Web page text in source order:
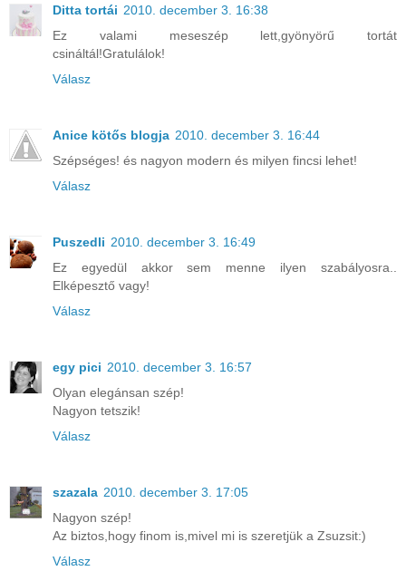
Ditta tortái 2010. december 3. 16:38
Ez valami meseszép lett,gyönyörű tortát
csináltál!Gratulálok!
Válasz
Anice kötős blogja 2010. december 3. 16:44
Szépséges! és nagyon modern és milyen fincsi lehet!
Válasz
Puszedli 2010. december 3. 16:49
Ez egyedül akkor sem menne ilyen szabályosra..
Elképesztő vagy!
Válasz
egy pici 2010. december 3. 16:57
Olyan elegánsan szép!
Nagyon tetszik!
Válasz
szazala 2010. december 3. 17:05
Nagyon szép!
Az biztos,hogy finom is,mivel mi is szeretjük a Zsuzsit:)
Válasz